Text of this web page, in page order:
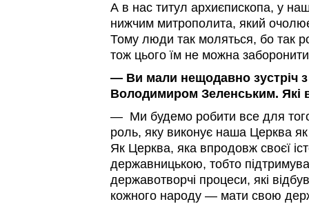
А в нас титул архиєпископа, у
нижчим митрополита, який
Тому люди так моляться, бо так
тож цього їм не можна
— Ви мали нещодавно зустріч з
Володимиром Зеленським. Які
— Ми будемо робити все для
роль, яку виконує наша Церква
Як Церква, яка впродовж своєї
державницькою, тобто
державотворчі процеси, які
кожного народу — мати свою